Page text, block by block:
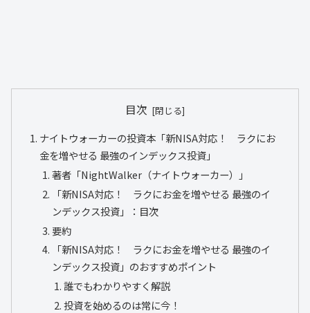
目次
ナイトウォーカーの投資本「新NISA対応！ ラクにお
金を増やせる 最強のインデックス投資」
著者「NightWalker（ナイトウォーカー）」
「新NISA対応！ ラクにお金を増やせる 最強のイ
ンデックス投資」：目次
要約
「新NISA対応！ ラクにお金を増やせる 最強のイ
ンデックス投資」のおすすめポイント
誰でもわかりやすく解説
投資を始めるのは常に今！